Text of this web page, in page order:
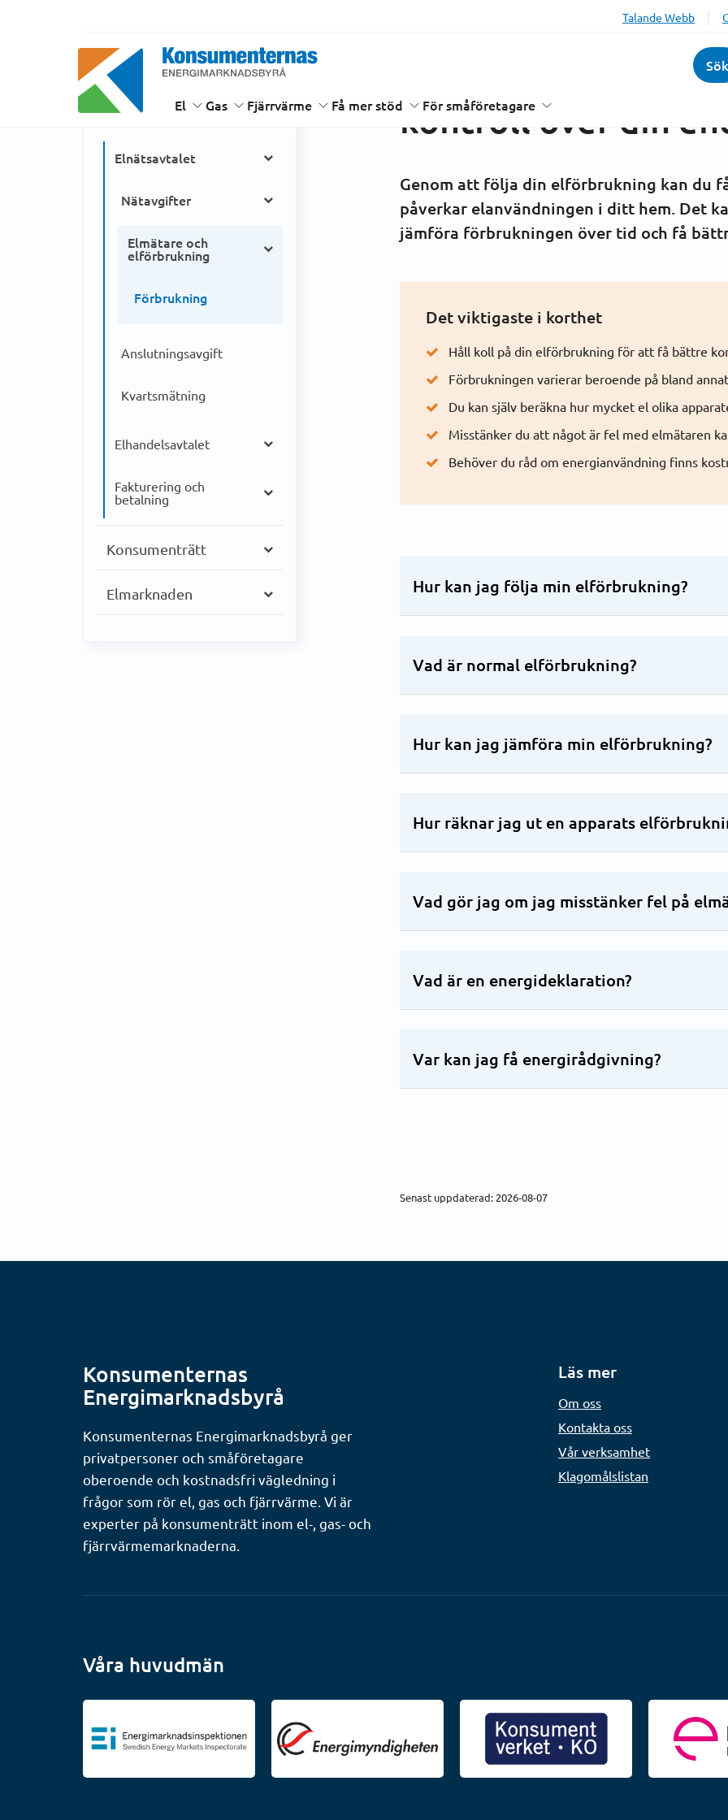
Talande Webb
Energimarknadsbyrån
El Gas Fjärrvärme Få mer stöd För småföretagare
Sök
Elmätare och elförbrukning Förbrukning
Följ din
kontroll över din
Genom att följa din elförbrukning kan du
påverkar elanvändningen i ditt hem. Det
jämföra förbrukningen över tid och få
Det viktigaste i korthet
Håll koll på din elförbrukning för att få bättre
Förbrukningen varierar beroende på bland
Du kan själv beräkna hur mycket el olika
Misstänker du att något är fel med elmätaren
Behöver du råd om energianvändning finns
Hur kan jag följa min elförbrukning?
Vad är normal elförbrukning?
Hur kan jag jämföra min elförbrukning?
Hur räknar jag ut en apparats
Vad gör jag om jag misstänker fel på
Vad är en energideklaration?
Var kan jag få energirådgivning?
Senast uppdaterad: 2026-08-07
Dina elavtal och
kostnader
Elnätsavtalet
Nätavgifter
Elmätare och
elförbrukning
Förbrukning
Anslutningsavgift
Kvartsmätning
Elhandelsavtalet
Fakturering och
betalning
Konsumenträtt
Elmarknaden
Konsumenternas
Energimarknadsbyrå
Konsumenternas Energimarknadsbyrå ger
privatpersoner och småföretagare
oberoende och kostnadsfri vägledning i
frågor som rör el, gas och fjärrvärme. Vi är
experter på konsumenträtt inom el-, gas- och
fjärrvärmemarknaderna.
Läs mer
Om oss
Kontakta oss
Vår verksamhet
Klagomålslistan
Våra huvudmän